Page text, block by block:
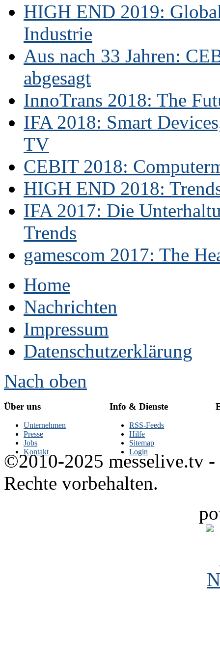
HIGH END 2019:
Industrie
Aus nach 33 Jahren:
abgesagt
InnoTrans 2018: The
IFA 2018: Smart
TV
CEBIT 2018:
HIGH END 2018:
IFA 2017: Die
Trends
gamescom 2017: The
Home
Nachrichten
Impressum
Datenschutzerklärung
Nach oben
Über uns
Unternehmen
Presse
Jobs
Kontakt
Info & Dienste
RSS-Feeds
Hilfe
Sitemap
Login
©2010-2025 messelive.tv -
Rechte vorbehalten.